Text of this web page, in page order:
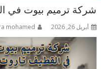
شركة ترميم بيوت في القطيف
أبريل 26, 2026 mohamed